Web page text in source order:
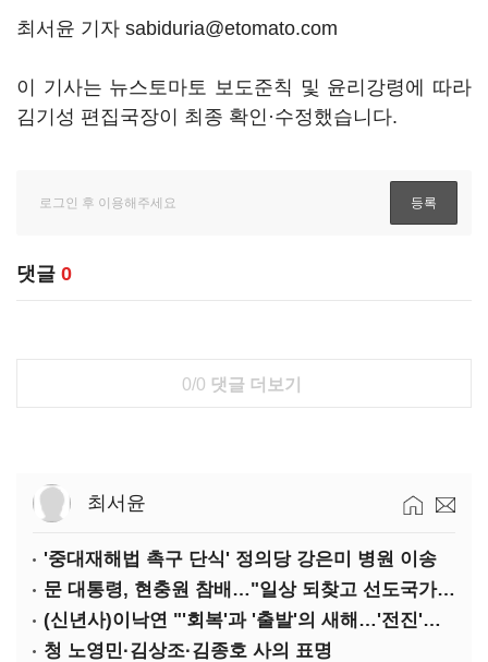
최서윤 기자 sabiduria@etomato.com
이 기사는 뉴스토마토 보도준칙 및 윤리강령에 따라
김기성 편집국장이 최종 확인·수정했습니다.
댓글 0
0/0 댓글 더보기
최서윤
'중대재해법 촉구 단식' 정의당 강은미 병원 이송
문 대통령, 현충원 참배…"일상 되찾고 선도국가 도약"
(신년사)이낙연 "'회복'과 '출발'의 새해…'전진'과 '통합' 구현할 것"
청 노영민·김상조·김종호 사의 표명